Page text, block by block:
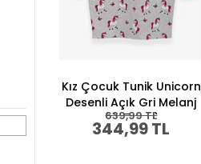
Kız Çocuk Tunik Unicorn
Desenli Açık Gri Melanj
(4-5 Yaş)
344,99 TL
639,99 TL